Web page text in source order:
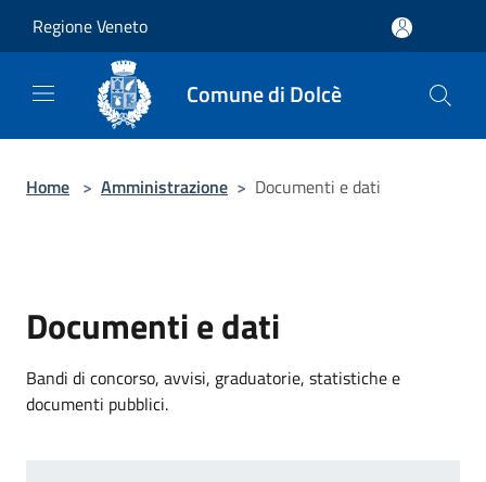
Regione Veneto
Comune di Dolcè
Home > Amministrazione > Documenti e dati
Documenti e dati
Bandi di concorso, avvisi, graduatorie, statistiche e
documenti pubblici.